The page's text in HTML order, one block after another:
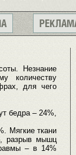
Незнание
количеству
для чего
бедра – 24%,
Мягкие ткани
разрыв мышц
– в 14%